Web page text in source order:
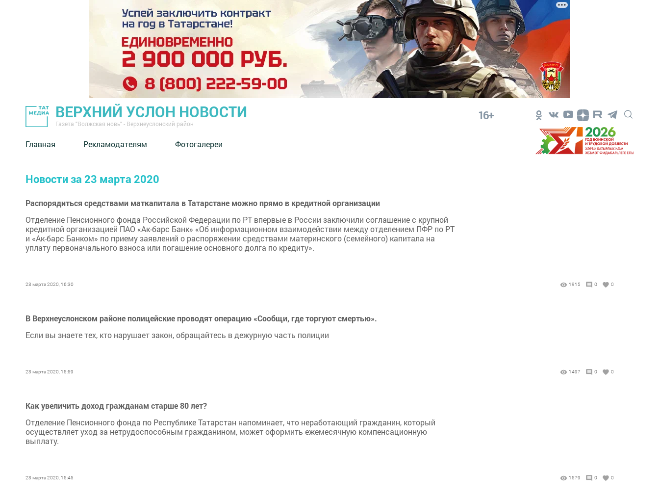
ВЕРХНИЙ УСЛОН НОВОСТИ
Газета "Волжская новь" - Верхнеуслонский район
16+
Главная Рекламодателям Фотогалереи
Новости за 23 марта 2020
Распорядиться средствами маткапитала в Татарстане можно прямо в кредитной организации
Отделение Пенсионного фонда Российской Федерации по РТ впервые в России заключили соглашение с крупной
кредитной организацией ПАО «Ак-барс Банк» «Об информационном взаимодействии между отделением ПФР по РТ
и «Ак-барс Банком» по приему заявлений о распоряжении средствами материнского (семейного) капитала на
уплату первоначального взноса или погашение основного долга по кредиту».
23 марта 2020, 16:30 1915 0 0
В Верхнеуслонском районе полицейские проводят операцию «Сообщи, где торгуют смертью».
Если вы знаете тех, кто нарушает закон, обращайтесь в дежурную часть полиции
23 марта 2020, 15:59 1497 0 0
Как увеличить доход гражданам старше 80 лет?
Отделение Пенсионного фонда по Республике Татарстан напоминает, что неработающий гражданин, который
осуществляет уход за нетрудоспособным гражданином, может оформить ежемесячную компенсационную
выплату.
23 марта 2020, 15:45 1579 0 0